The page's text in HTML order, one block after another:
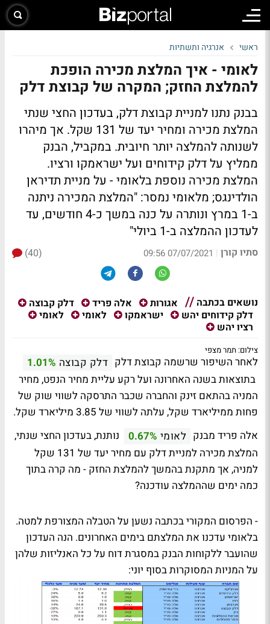
ראשי אנרגיה ותשתיות
לאומי - איך המלצת מכירה הופכת
להמלצת החזק; המקרה של קבוצת דלק
בבנק נתנו למניית קבוצת דלק, בעדכון החצי שנתי
המלצת מכירה ומחיר יעד של 131 שקל. אך מיהרו
לשנותה להמלצה יותר חיובית. במקביל, הבנק
ממליץ על דלק קידוחים ועל ישראמקו ורציו.
המלצת מכירה נוספת בלאומי - על מניית תדיראן
הולדינגס; מלאומי נמסר: "המלצת המכירה ניתנה
ב-1 במרץ ונותרה על כנה במשך כ-4 חודשים, עד
לעדכון ההמלצה ב-1 ביולי"
סתיו קורן |
07/07/2021 09:56
(40)
נושאים בכתבה אגורות אלה פריד
דלק קבוצה
דלק קידוחים יהש
ישראמקו לאומי
לאומי
רציו יהש
צילום: תמר מצפי
לאחר השיפור שרשמה קבוצת דלק דלק קבוצה 1.01%
בתוצאות בשנה האחרונה ועל רקע עליית מחיר הנפט, מחיר
המניה בהתאם זינק והחברה שכבר התרסקה לשווי שוק של
פחות ממיליארד שקל, עלתה לשווי של 3.85 מיליארד שקל.
אלה פריד מבנק לאומי 0.67%
נותנת, בעדכון החצי שנתי,
המלצת מכירה למניית דלק עם מחיר יעד של 131 שקל
למניה, אך מתקנת בהמשך להמלצת החזק - מה קרה בתוך
כמה ימים שההמלצה עודכנה?
- הפרסום המקורי בכתבה נשען על הטבלה המצורפת למטה.
בלאומי עדכנו את המלצתם בימים האחרונים. הנה העדכון
שהועבר ללקוחות הבנק במסגרת דוח על כל האנליזות שלהן
על המניות המסוקרות בסוף יוני: